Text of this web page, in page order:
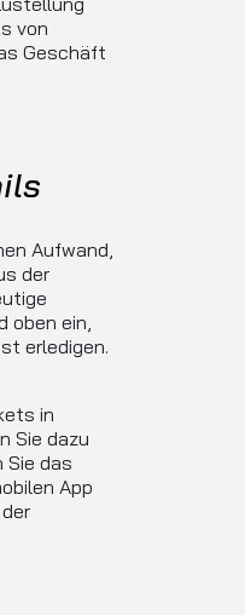
von
Geschäft
Aufwand,
der
oben ein,
erledigen.
in
Sie dazu
Sie das
App